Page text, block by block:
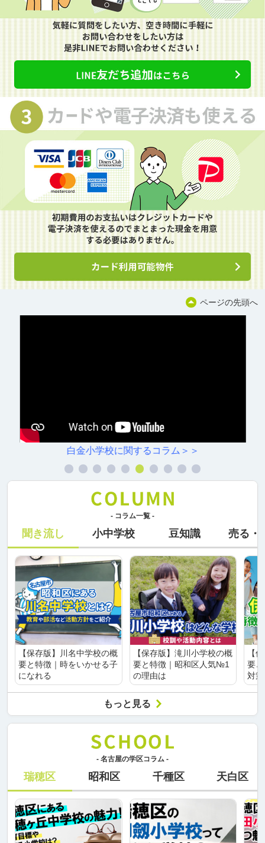
ページの先頭へ
白金小学校に関するコラム＞＞
- コラム一覧 -
聞き流し 小中学校 豆知識 売る・
【保存版】川名中学校の概
要と特徴｜時をいかせる子
になれる
【保存版】滝川小学校の概
要と特徴｜昭和区人気№1
の理由は
【
要
対
もっと見る
- 名古屋の学区コラム -
瑞穂区 昭和区 千種区 天白区